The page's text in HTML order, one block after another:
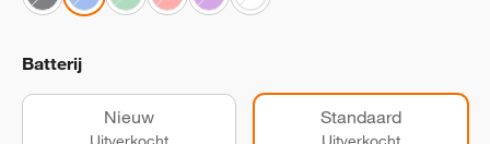
Batterij
Nieuw Standaard